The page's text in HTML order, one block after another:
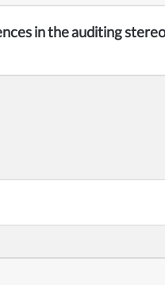
in the auditing